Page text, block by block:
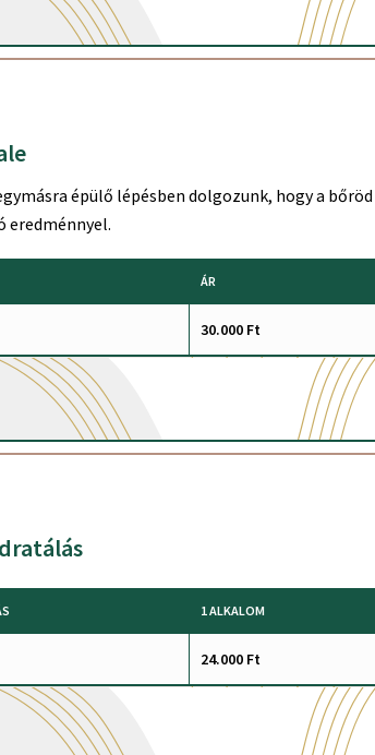
épülő lépésben dolgozunk, hogy a
eredménnyel.
ÁR
30.000 Ft
1 ALKALOM
24.000 Ft